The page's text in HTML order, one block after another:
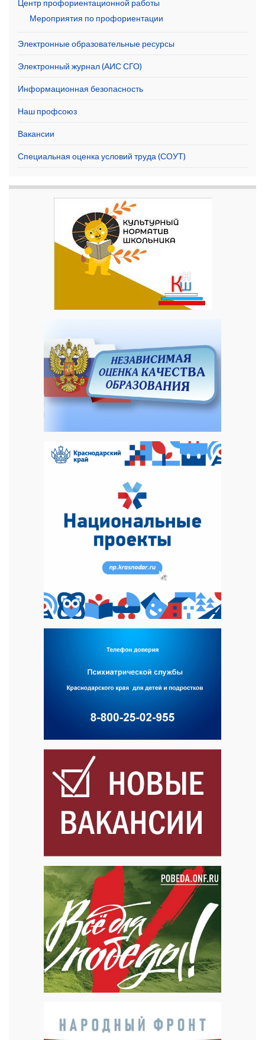
Центр профориентационной работы
Мероприятия по профориентации
Электронные образовательные ресурсы
Электронный журнал (АИС СГО)
Информационная безопасность
Наш профсоюз
Вакансии
Специальная оценка условий труда (СОУТ)